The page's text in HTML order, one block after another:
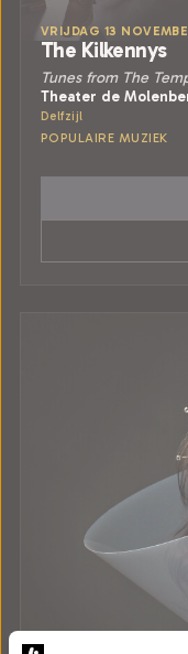
VRIJDAG 13
The Kilkennys
Tunes from The
Theater de
Delfzijl
POPULAIRE MUZIEK